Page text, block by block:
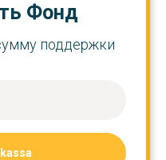
Фонд
поддержки